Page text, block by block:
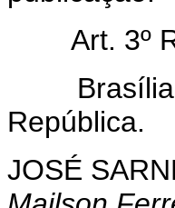
Art. 3º
Brasília, 7
República.
JOSÉ